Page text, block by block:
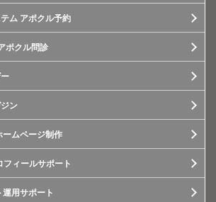
ム アポクル予約
ポクル問診
ン
ームページ制作
ィールサポート
用サポート